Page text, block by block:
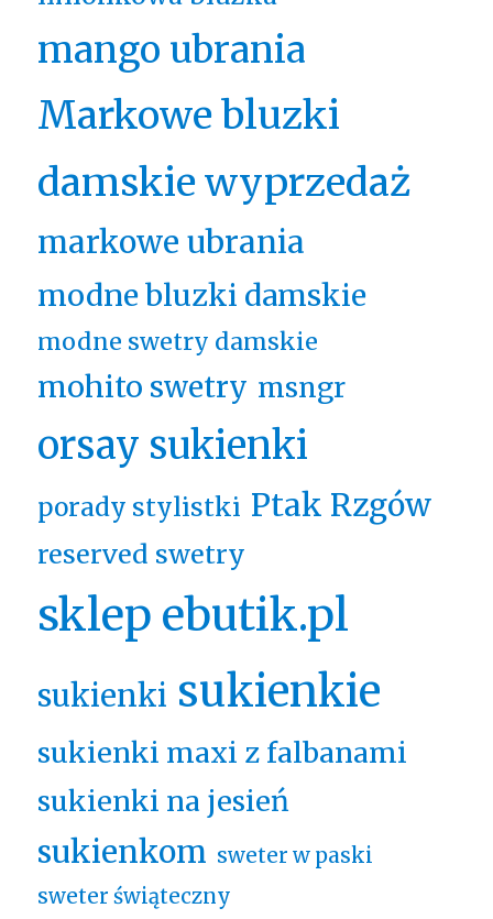
mango ubrania
Markowe bluzki
damskie wyprzedaż
markowe ubrania
modne bluzki damskie
modne swetry damskie
mohito swetry msngr
orsay sukienki
porady stylistki Ptak Rzgów
reserved swetry
sklep ebutik.pl
sukienki sukienkie
sukienki maxi z falbanami
sukienki na jesień
sukienkom sweter w paski
sweter świąteczny